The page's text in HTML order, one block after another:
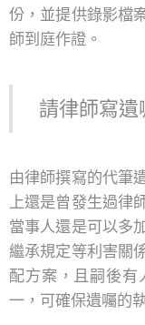
份，並提供錄影檔
師到庭作證。
請律師寫遺
由律師撰寫的代筆
上還是曾發生過律
當事人還是可以多
繼承規定等利害關
配方案，且嗣後有
一，可確保遺囑的